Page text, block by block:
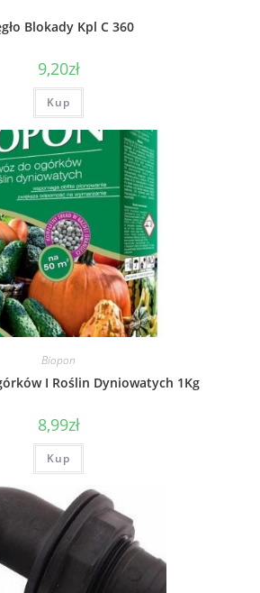
Blokady Kpl C 360
9,20zł
Kup
Biopon
I Roślin Dyniowatych 1Kg
8,99zł
Kup